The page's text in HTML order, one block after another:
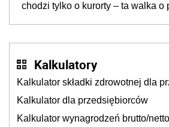
chodzi tylko o kurorty – ta walka o
Kalkulatory
Kalkulator składki zdrowotnej dla
Kalkulator dla przedsiębiorców
Kalkulator wynagrodzeń brutto/netto